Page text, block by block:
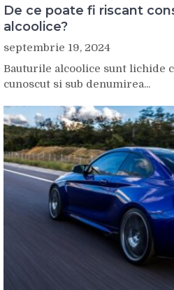
De ce poate fi riscant
alcoolice?
septembrie 19, 2024
Bauturile alcoolice sunt lichide
cunoscut si sub denumirea...